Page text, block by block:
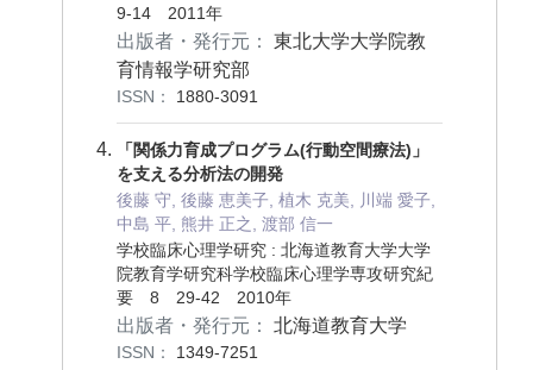
9-14 2011年
出版者・発行元：
東北大学大学院教
育情報学研究部
ISSN： 1880-3091
「関係力育成プログラム(行動空間療法)」
を支える分析法の開発
後藤 守, 後藤 恵美子, 植木 克美, 川端 愛子,
中島 平, 熊井 正之, 渡部 信一
学校臨床心理学研究 : 北海道教育大学大学
院教育学研究科学校臨床心理学専攻研究紀
要 8 29-42 2010年
出版者・発行元： 北海道教育大学
ISSN： 1349-7251